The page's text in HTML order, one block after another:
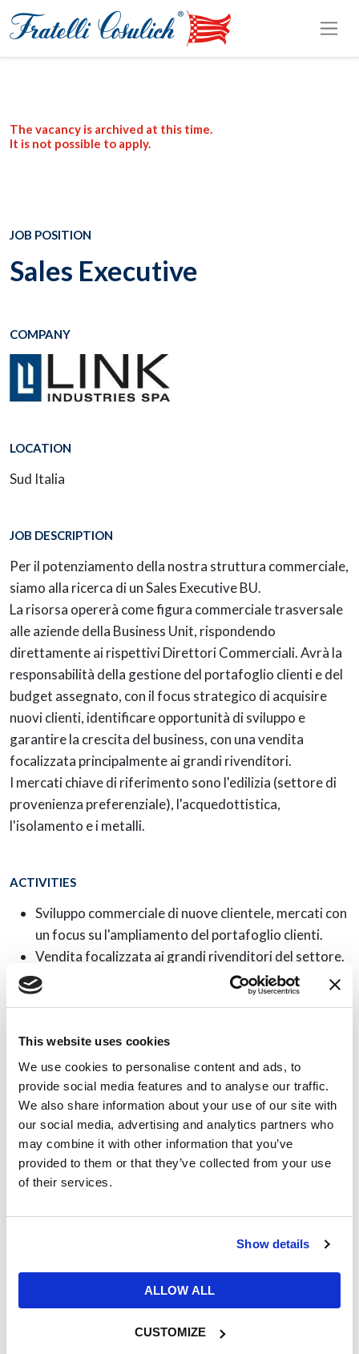
This website uses cookies
We use cookies to personalise content and ads, to
provide social media features and to analyse our traffic.
We also share information about your use of our site with
our social media, advertising and analytics partners who
may combine it with other information that you’ve
provided to them or that they’ve collected from your use
of their services.
Show details
ALLOW ALL
CUSTOMIZE
The vacancy is archived at this time.
It is not possible to apply.
JOB POSITION
Sales Executive
COMPANY
LOCATION
Sud Italia
JOB DESCRIPTION
Per il potenziamento della nostra struttura commerciale,
siamo alla ricerca di un Sales Executive BU.
La risorsa opererà come figura commerciale trasversale
alle aziende della Business Unit, rispondendo
direttamente ai rispettivi Direttori Commerciali. Avrà la
responsabilità della gestione del portafoglio clienti e del
budget assegnato, con il focus strategico di acquisire
nuovi clienti, identificare opportunità di sviluppo e
garantire la crescita del business, con una vendita
focalizzata principalmente ai grandi rivenditori.
I mercati chiave di riferimento sono l'edilizia (settore di
provenienza preferenziale), l'acquedottistica,
l'isolamento e i metalli.
ACTIVITIES
Sviluppo commerciale di nuove clientele, mercati con
un focus su l'ampliamento del portafoglio clienti.
Vendita focalizzata ai grandi rivenditori del settore.
Gestione della trattativa commerciale: negoziazione
e chiusura degli ordini.
alle vendite e alle richieste del mercato.
Supporto e consulenza continuativa al cliente.
Ricerca e analisi di mercato in sinergia con la
Direzione Commerciale per definire le migliori
strategie competitive e di budget.
Raggiungimento degli obiettivi di vendita e attività
periodica di reporting.
Approccio commerciale spiccato e orientamento al
Business Development (fondamentale).
forte negoziazione.